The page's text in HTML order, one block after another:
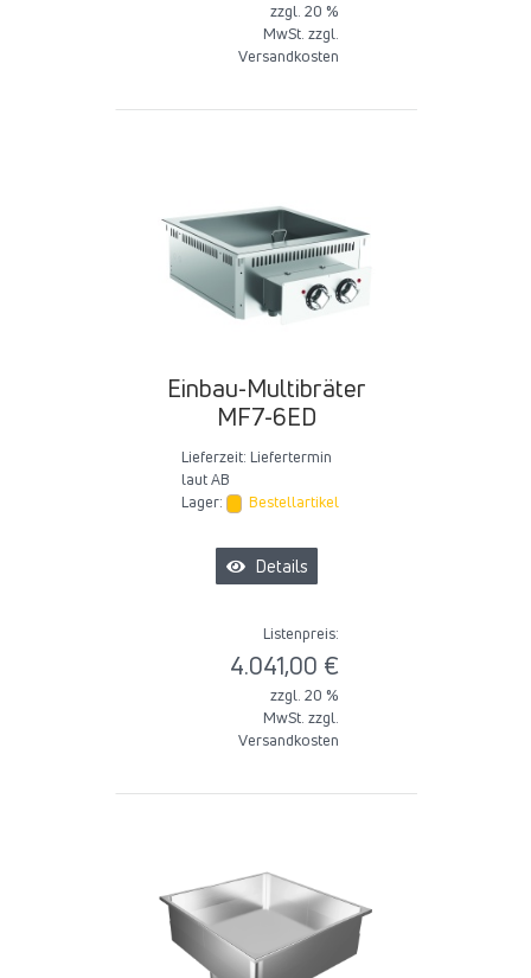
zzgl. 20 %
MwSt. zzgl.
Versandkosten
Einbau-Multibräter
MF7-6ED
Lieferzeit: Liefertermin
laut AB
Lager:
Bestellartikel
Details
Listenpreis:
4.041,00 €
zzgl. 20 %
MwSt. zzgl.
Versandkosten